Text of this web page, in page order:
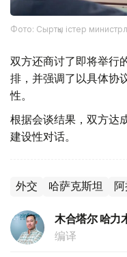
Фото: Сыртқы істер
双方还商讨了即将举行
排，并强调了以具体协
性。
根据会谈结果，双方达
建设性对话。
外交 哈萨克斯坦
木合塔尔 哈力
编译